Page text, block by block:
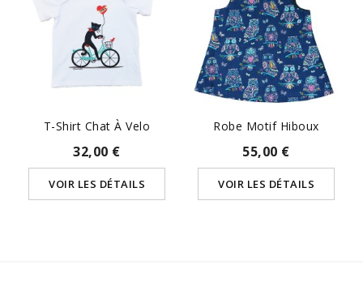
T-Shirt Chat À Velo
32,00 €
VOIR LES DÉTAILS
Robe Motif Hiboux
55,00 €
VOIR LES DÉTAILS